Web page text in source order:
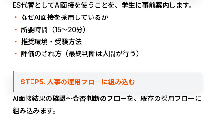
ES代替としてAI面接を使うことを、 学生に事前案内 します。
なぜAI面接を採用しているか
所要時間（15〜20分）
推奨環境・受験方法
評価のされ方（最終判断は人間が行う）
STEP5. 人事の運用フローに組み込む
AI面接結果の確認〜合否判断のフローを、既存の採用フローに
組み込みます。